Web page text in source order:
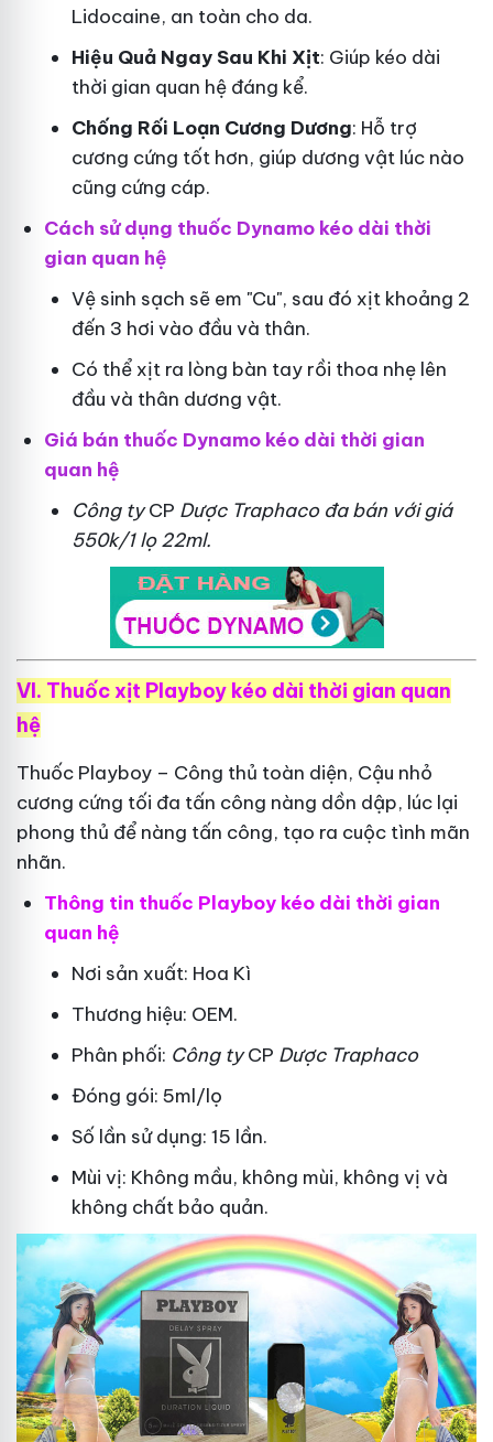
Lidocaine, an toàn cho da.
Hiệu Quả Ngay Sau Khi Xịt: Giúp kéo dài
thời gian quan hệ đáng kể.
Chống Rối Loạn Cương Dương: Hỗ trợ
cương cứng tốt hơn, giúp dương vật lúc nào
cũng cứng cáp.
Cách sử dụng thuốc Dynamo kéo dài thời
gian quan hệ
Vệ sinh sạch sẽ em "Cu", sau đó xịt khoảng 2
đến 3 hơi vào đầu và thân.
Có thể xịt ra lòng bàn tay rồi thoa nhẹ lên
đầu và thân dương vật.
Giá bán thuốc Dynamo kéo dài thời gian
quan hệ
Công tyCP Dược Traphacođa bán với giá
550k/1 lọ 22ml.
VI. Thuốc xịt Playboy kéo dài thời gian quan
hệ
Thuốc Playboy – Công thủ toàn diện, Cậu nhỏ
cương cứng tối đa tấn công nàng dồn dập, lúc lại
phong thủ để nàng tấn công, tạo ra cuộc tình mãn
nhãn.
Thông tin thuốc Playboy kéo dài thời gian
quan hệ
Nơi sản xuất: Hoa Kì
Thương hiệu: OEM.
Phân phối: Công tyCP Dược Traphaco
Đóng gói: 5ml/lọ
Số lần sử dụng: 15 lần.
Mùi vị: Không mầu, không mùi, không vị và
không chất bảo quản.